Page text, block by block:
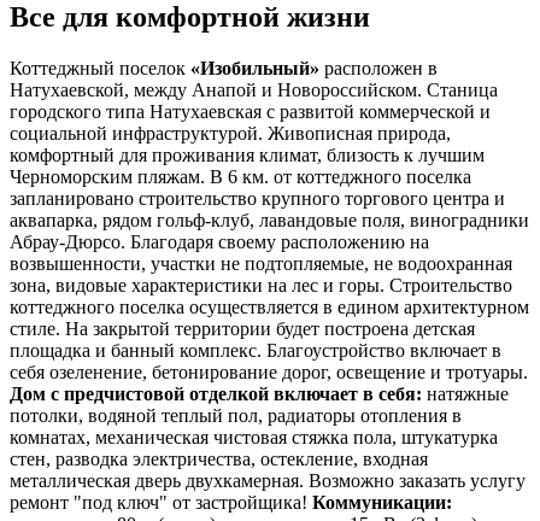
Все для комфортной жизни
Коттеджный поселок «Изобильный» расположен в
Натухаевской, между Анапой и Новороссийском. Станица
городского типа Натухаевская с развитой коммерческой и
социальной инфраструктурой. Живописная природа,
комфортный для проживания климат, близость к лучшим
Черноморским пляжам. В 6 км. от коттеджного поселка
запланировано строительство крупного торгового центра и
аквапарка, рядом гольф-клуб, лавандовые поля, виноградники
Абрау-Дюрсо. Благодаря своему расположению на
возвышенности, участки не подтопляемые, не водоохранная
зона, видовые характеристики на лес и горы. Строительство
коттеджного поселка осуществляется в едином архитектурном
стиле. На закрытой территории будет построена детская
площадка и банный комплекс. Благоустройство включает в
себя озеленение, бетонирование дорог, освещение и тротуары.
Дом с предчистовой отделкой включает в себя: натяжные
потолки, водяной теплый пол, радиаторы отопления в
комнатах, механическая чистовая стяжка пола, штукатурка
стен, разводка электричества, остекление, входная
металлическая дверь двухкамерная. Возможно заказать услугу
ремонт "под ключ" от застройщика! Коммуникации: